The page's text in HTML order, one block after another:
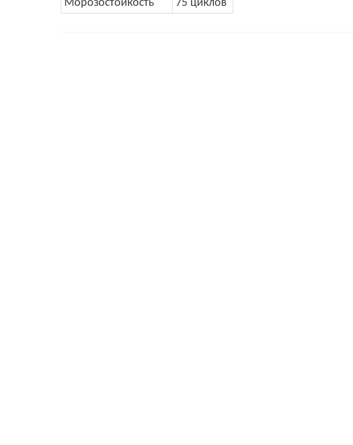
Морозостойкость
75 циклов